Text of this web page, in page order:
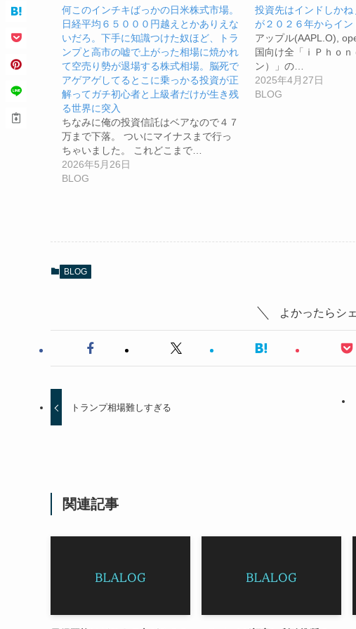
何このインチキばっかの日米株式市場。
日経平均６５０００円越えとかありえな
いだろ。下手に知識つけた奴ほど、トラ
ンプと高市の嘘で上がった相場に焼かれ
て空売り勢が退場する株式相場。脳死で
アゲアゲしてるとこに乗っかる投資が正
解ってガチ初心者と上級者だけが生き残
る世界に突入
ちなみに俺の投資信託はベアなので４７
万まで下落。 ついにマイナスまで行っ
ちゃいました。 これどこまで…
2026年5月26日
BLOG
投資先はインドしか
が２０２６年からイン
アップル(AAPL.O),
国向け全「ｉＰｈｏ
ン）」の…
2025年4月27日
BLOG
BLOG
よかったらシ
トランプ相場難しすぎる
関連記事